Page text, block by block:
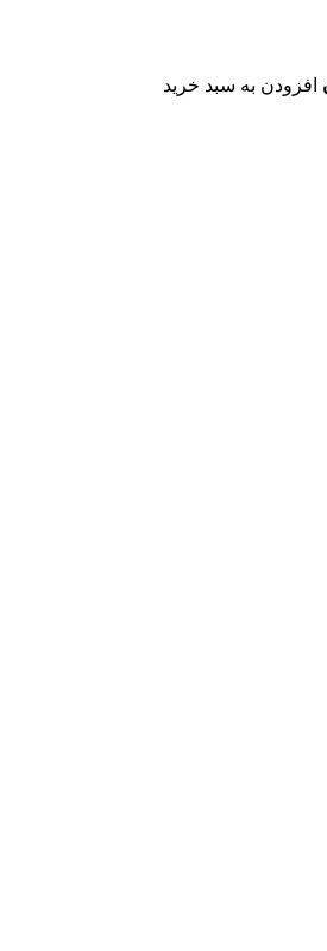
افزودن به سبد خرید